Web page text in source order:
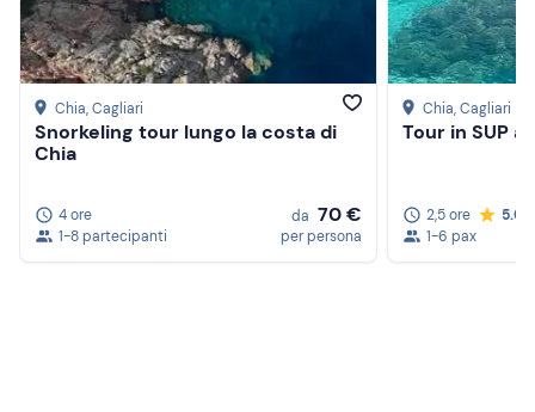
Chia, Cagliari
Snorkeling tour lungo la costa di
Chia
4 ore
1-8 partecipanti
da 70 €
per persona
Chia, Cagliari
Tour in SUP a
2,5 ore
5.0
1-6 pax